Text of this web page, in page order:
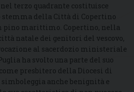
nel terzo quadrante costituisce
della Città di Copertino
pino marittimo. Copertino, nella
natale dei genitori del vescovo,
al sacerdozio ministeriale
ha svolto una parte del suo
presbitero della Diocesi di
anche benignità e